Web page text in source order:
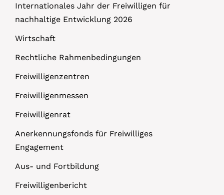
Internationales Jahr der Freiwilligen für
nachhaltige Entwicklung 2026
Wirtschaft
Rechtliche Rahmenbedingungen
Freiwilligenzentren
Freiwilligenmessen
Freiwilligenrat
Anerkennungsfonds für Freiwilliges
Engagement
Aus- und Fortbildung
Freiwilligenbericht